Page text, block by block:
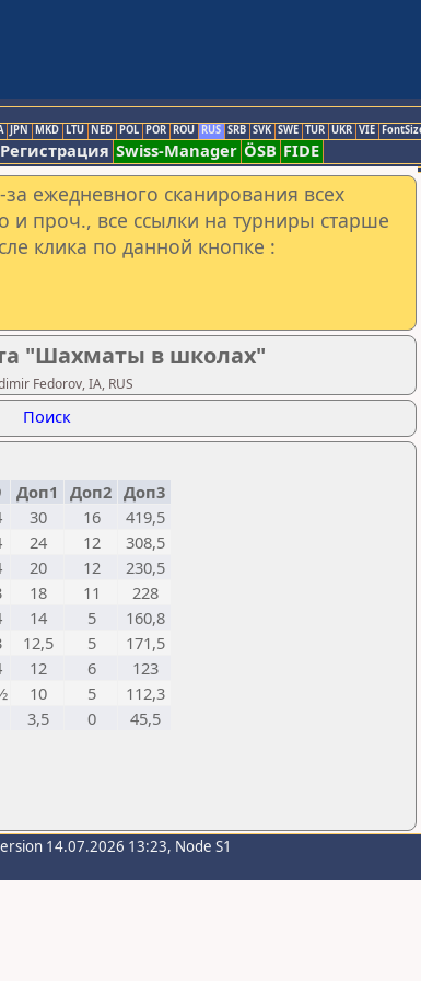
JPN MKD LTU NED POL POR ROU RUS SRB SVK SWE TUR UKR VIE
Swiss-Manager ÖSB FIDE
ежедневного сканирования всех
и проч., все ссылки на турниры старше
клика по данной кнопке :
"Шахматы в школах"
Fedorov, IA, RUS
Поиск
Доп1 Доп2 Доп3
30 16
419,5
24 12
308,5
20 12
230,5
18 11
228
14 5
160,8
12,5 5
171,5
12 6
123
10 5
112,3
3,5 0
45,5
14.07.2026 13:23, Node S1